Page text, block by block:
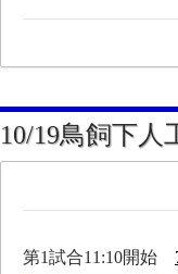
10/19鳥飼下人
第1試合11:10開始